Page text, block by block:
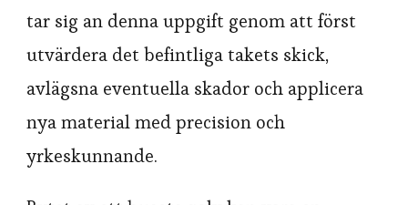
tar sig an denna uppgift genom att först
utvärdera det befintliga takets skick,
avlägsna eventuella skador och applicera
nya material med precision och
yrkeskunnande.